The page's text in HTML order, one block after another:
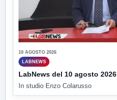
10 AGOSTO 2026
LABNEWS
LabNews del 10 agosto 2026
In studio Enzo Colarusso